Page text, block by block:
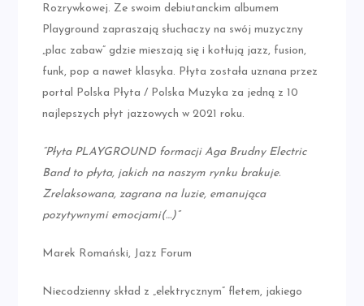
Rozrywkowej. Ze swoim debiutanckim albumem
Playground zapraszają słuchaczy na swój muzyczny
„plac zabaw” gdzie mieszają się i kotłują jazz, fusion,
funk, pop a nawet klasyka. Płyta została uznana przez
portal Polska Płyta / Polska Muzyka za jedną z 10
najlepszych płyt jazzowych w 2021 roku.
“Płyta PLAYGROUND formacji Aga Brudny Electric
Band to płyta, jakich na naszym rynku brakuje.
Zrelaksowana, zagrana na luzie, emanująca
pozytywnymi emocjami(…)”
Marek Romański, Jazz Forum
Niecodzienny skład z „elektrycznym” fletem, jakiego